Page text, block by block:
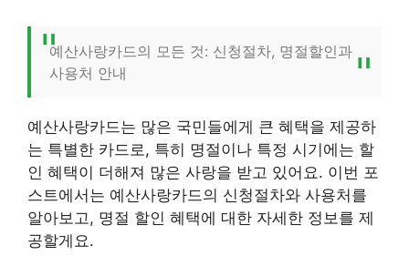
예산사랑카드의 모든 것: 신청절차, 명절할인과
사용처 안내
예산사랑카드는 많은 국민들에게 큰 혜택을 제공하
는 특별한 카드로, 특히 명절이나 특정 시기에는 할
인 혜택이 더해져 많은 사랑을 받고 있어요. 이번 포
스트에서는 예산사랑카드의 신청절차와 사용처를
알아보고, 명절 할인 혜택에 대한 자세한 정보를 제
공할게요.